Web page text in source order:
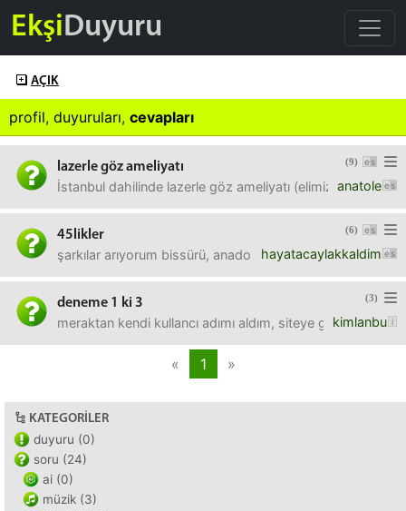
EkşiDuyuru
AÇIK
profil, duyuruları, cevapları
(9)
lazerle göz ameliyatı
anatole
İstanbul dahilinde lazerle göz ameliyatı (elimizde
(6)
45likler
hayatacaylakkaldim
şarkılar arıyorum bissürü, anadolu rock eksik mesela
(3)
deneme 1 ki 3
kimlanbu
meraktan kendi kullancı adımı aldım, siteye giriş yaptım
« 1 »
KATEGORILER
duyuru (0)
soru (24)
ai (0)
müzik (3)